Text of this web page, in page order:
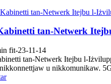
tan-Netwerk
fit-23-11-14
tan-Netwerk Itejbu l-
u nikkomunikaw.